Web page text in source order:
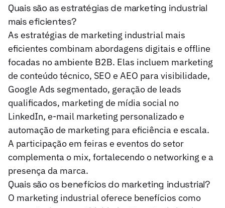
Quais são as estratégias de marketing industrial
mais eficientes?
As estratégias de marketing industrial mais
eficientes combinam abordagens digitais e offline
focadas no ambiente B2B. Elas incluem marketing
de conteúdo técnico, SEO e AEO para visibilidade,
Google Ads segmentado, geração de leads
qualificados, marketing de mídia social no
LinkedIn, e-mail marketing personalizado e
automação de marketing para eficiência e escala.
A participação em feiras e eventos do setor
complementa o mix, fortalecendo o networking e a
presença da marca.
Quais são os benefícios do marketing industrial?
O marketing industrial oferece benefícios como